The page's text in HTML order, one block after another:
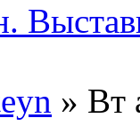
» Вт